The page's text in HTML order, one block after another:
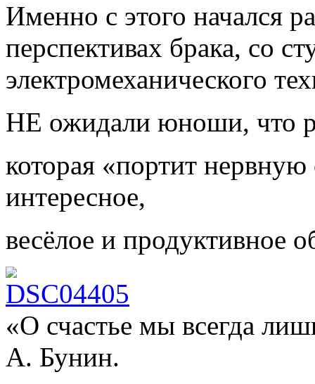
Именно с этого начался
перспективах брака, со
электромеханического
НЕ ожидали юноши, что
которая «портит
интересное,
весёлое и продуктивное
«О счастье мы всегда
А. Бунин.